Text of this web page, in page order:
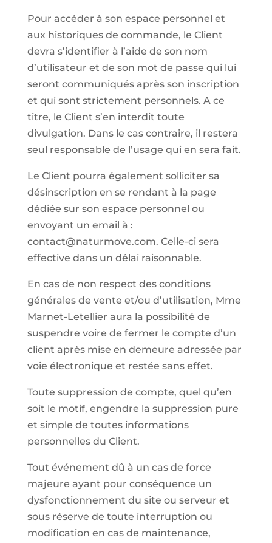
Pour accéder à son espace personnel et
aux historiques de commande, le Client
devra s’identifier à l’aide de son nom
d’utilisateur et de son mot de passe qui lui
seront communiqués après son inscription
et qui sont strictement personnels. A ce
titre, le Client s’en interdit toute
divulgation. Dans le cas contraire, il restera
seul responsable de l’usage qui en sera fait.
Le Client pourra également solliciter sa
désinscription en se rendant à la page
dédiée sur son espace personnel ou
envoyant un email à :
contact@naturmove.com. Celle-ci sera
effective dans un délai raisonnable.
En cas de non respect des conditions
générales de vente et/ou d’utilisation, Mme
Marnet-Letellier aura la possibilité de
suspendre voire de fermer le compte d’un
client après mise en demeure adressée par
voie électronique et restée sans effet.
Toute suppression de compte, quel qu’en
soit le motif, engendre la suppression pure
et simple de toutes informations
personnelles du Client.
Tout événement dû à un cas de force
majeure ayant pour conséquence un
dysfonctionnement du site ou serveur et
sous réserve de toute interruption ou
modification en cas de maintenance,